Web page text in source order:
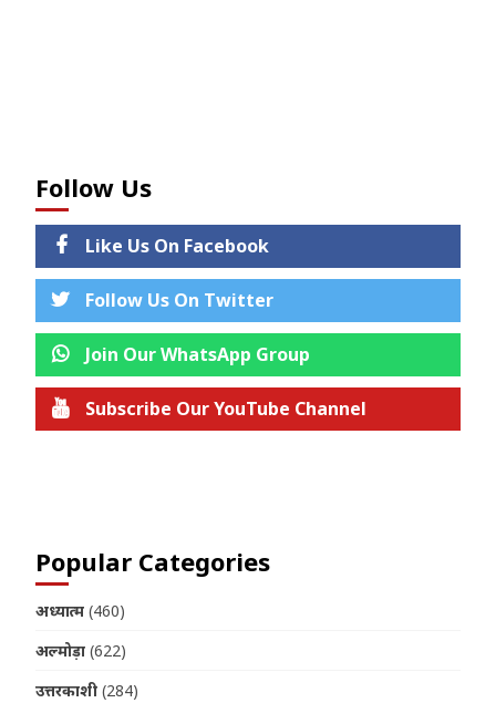
Follow Us
Like Us On Facebook
Follow Us On Twitter
Join Our WhatsApp Group
Subscribe Our YouTube Channel
Popular Categories
अध्यात्म (460)
अल्मोड़ा (622)
उत्तरकाशी (284)